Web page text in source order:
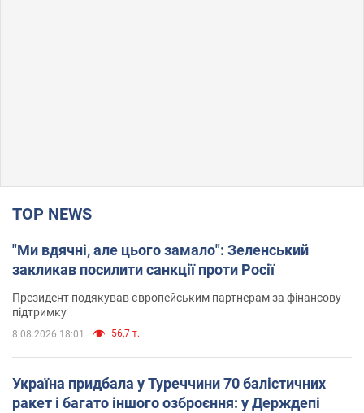
TOP NEWS
"Ми вдячні, але цього замало": Зеленський
закликав посилити санкції проти Росії
Президент подякував європейським партнерам за фінансову
підтримку
8.08.2026 18:01 56,7 т.
Україна придбала у Туреччини 70 балістичних
ракет і багато іншого озброєння: у Держдепі